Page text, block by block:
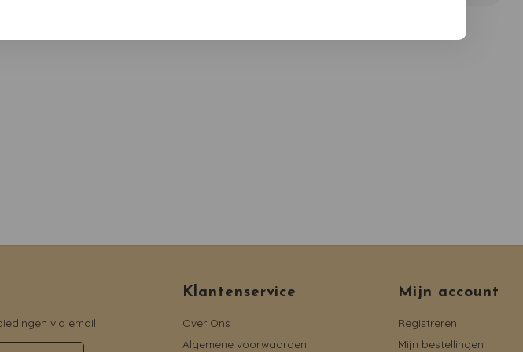
via email
Klantenservice
Over Ons
Algemene voorwaarden
Mijn account
Registreren
Mijn bestellingen